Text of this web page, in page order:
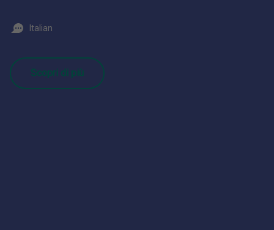
Italian
Scopri di più